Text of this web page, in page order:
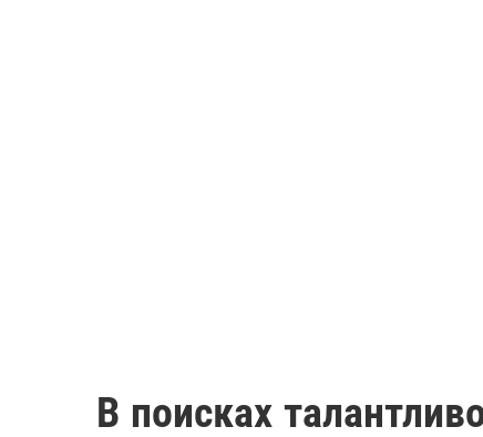
В поисках